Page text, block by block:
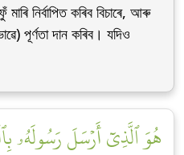
নিৰ্বাপিত কৰিব বিচাৰে, আৰু
পূৰ্ণতা দান কৰিব। যদিও
هُوَ ٱلَّذِيٓ أَرۡسَلَ رَسُولَهُۥ